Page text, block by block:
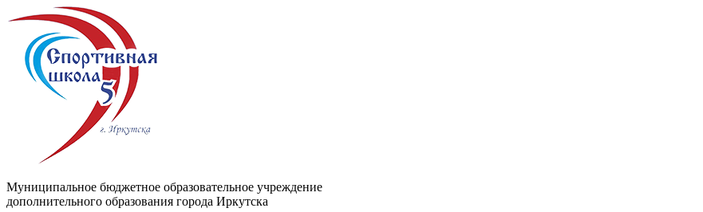
Муниципальное бюджетное образовательное учреждение
дополнительного образования города Иркутска